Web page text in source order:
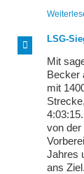
LSG-
Mit
Becker
mit
von der
Jahres
ans Ziel.